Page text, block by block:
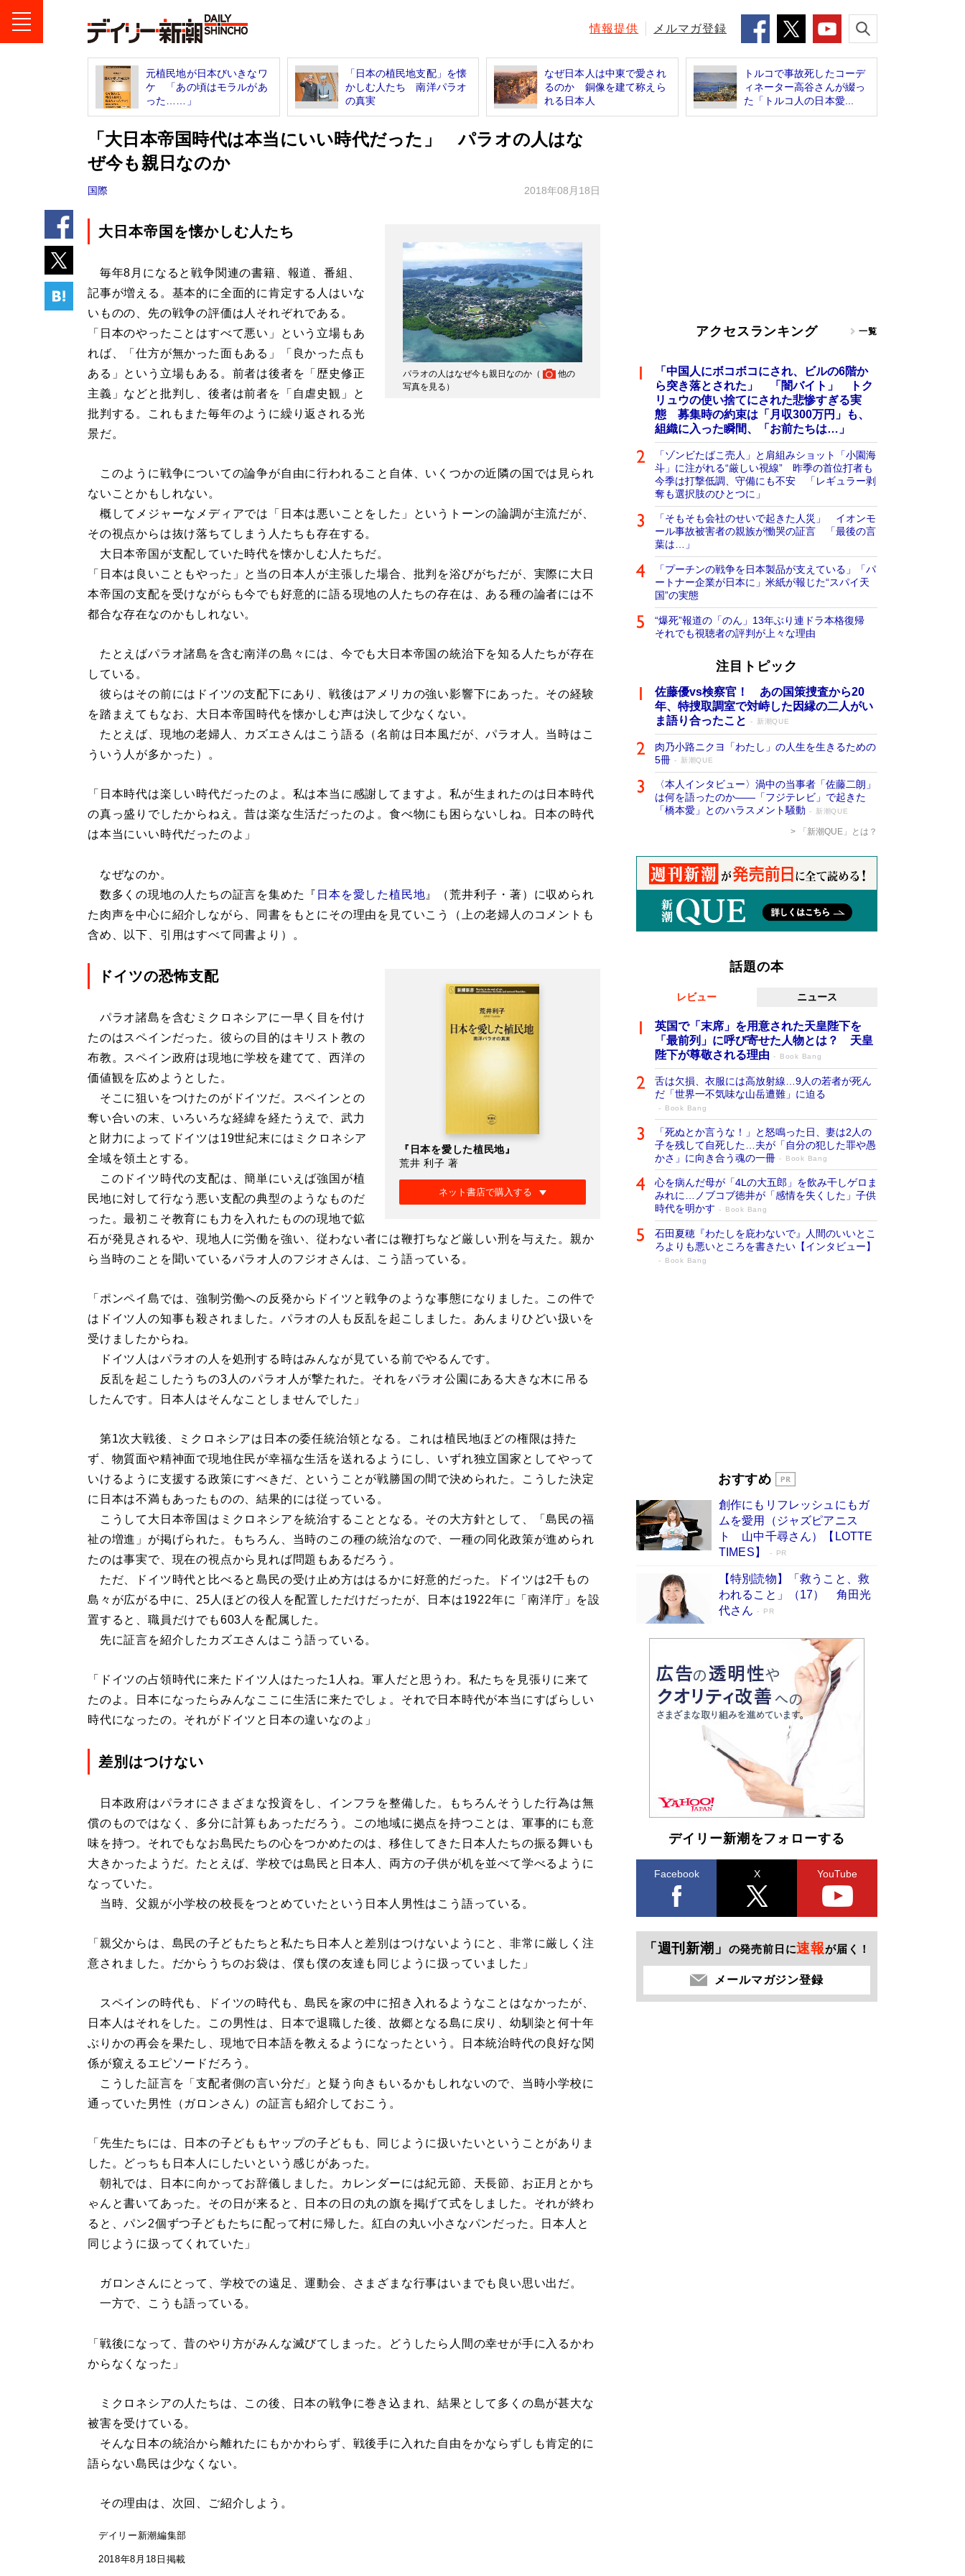
情報提供 メルマガ登録
元植民地が日本びいきなワ
ケ 「あの頃はモラルがあ
った……」
「日本の植民地支配」を懐
かしむ人たち 南洋パラオ
の真実
なぜ日本人は中東で愛され
るのか 銅像を建て称えら
れる日本人
トルコで事故死したコーデ
ィネーター高谷さんが綴っ
た「トルコ人の日本愛...
「大日本帝国時代は本当にいい時代だった」 パラオの人はな
ぜ今も親日なのか
国際 2018年08月18日
パラオの人はなぜ今も親日なのか（
他の
写真を見る ）
大日本帝国を懐かしむ人たち
毎年8月になると戦争関連の書籍、報道、番組、
記事が増える。基本的に全面的に肯定する人はいな
いものの、先の戦争の評価は人それぞれである。
「日本のやったことはすべて悪い」という立場もあ
れば、「仕方が無かった面もある」「良かった点も
ある」という立場もある。前者は後者を「歴史修正
主義」などと批判し、後者は前者を「自虐史観」と
批判する。これもまた毎年のように繰り返される光
景だ。
このように戦争についての論争が自由に行われること自体、いくつかの近隣の国では見られ
ないことかもしれない。
概してメジャーなメディアでは「日本は悪いことをした」というトーンの論調が主流だが、
その視点からは抜け落ちてしまう人たちも存在する。
大日本帝国が支配していた時代を懐かしむ人たちだ。
「日本は良いこともやった」と当の日本人が主張した場合、批判を浴びがちだが、実際に大日
本帝国の支配を受けながらも今でも好意的に語る現地の人たちの存在は、ある種の論者には不
都合な存在なのかもしれない。
たとえばパラオ諸島を含む南洋の島々には、今でも大日本帝国の統治下を知る人たちが存在
している。
彼らはその前にはドイツの支配下にあり、戦後はアメリカの強い影響下にあった。その経験
を踏まえてもなお、大日本帝国時代を懐かしむ声は決して少なくない。
たとえば、現地の老婦人、カズエさんはこう語る（名前は日本風だが、パラオ人。当時はこ
ういう人が多かった）。
「日本時代は楽しい時代だったのよ。私は本当に感謝してますよ。私が生まれたのは日本時代
の真っ盛りでしたからねえ。昔は楽な生活だったのよ。食べ物にも困らないしね。日本の時代
は本当にいい時代だったのよ」
なぜなのか。
数多くの現地の人たちの証言を集めた『 日本を愛した植民地 』（荒井利子・著）に収められ
た肉声を中心に紹介しながら、同書をもとにその理由を見ていこう（上の老婦人のコメントも
含め、以下、引用はすべて同書より）。
『日本を愛した植民地』
荒井 利子 著
ネット書店で購入する
ドイツの恐怖支配
パラオ諸島を含むミクロネシアに一早く目を付け
たのはスペインだった。彼らの目的はキリスト教の
布教。スペイン政府は現地に学校を建てて、西洋の
価値観を広めようとした。
そこに狙いをつけたのがドイツだ。スペインとの
奪い合いの末、いろいろな経緯を経たうえで、武力
と財力によってドイツは19世紀末にはミクロネシア
全域を領土とする。
このドイツ時代の支配は、簡単にいえば強国が植
民地に対して行なう悪い支配の典型のようなものだ
った。最初こそ教育にも力を入れたものの現地で鉱
石が発見されるや、現地人に労働を強い、従わない者には鞭打ちなど厳しい刑を与えた。親か
ら当時のことを聞いているパラオ人のフジオさんは、こう語っている。
「ポンペイ島では、強制労働への反発からドイツと戦争のような事態になりました。この件で
はドイツ人の知事も殺されました。パラオの人も反乱を起こしました。あんまりひどい扱いを
受けましたからね。
ドイツ人はパラオの人を処刑する時はみんなが見ている前でやるんです。
反乱を起こしたうちの3人のパラオ人が撃たれた。それをパラオ公園にある大きな木に吊る
したんです。日本人はそんなことしませんでした」
第1次大戦後、ミクロネシアは日本の委任統治領となる。これは植民地ほどの権限は持た
ず、物質面や精神面で現地住民が幸福な生活を送れるようにし、いずれ独立国家としてやって
いけるように支援する政策にすべきだ、ということが戦勝国の間で決められた。こうした決定
に日本は不満もあったものの、結果的には従っている。
こうして大日本帝国はミクロネシアを統治することとなる。その大方針として、「島民の福
祉の増進」が掲げられた。もちろん、当時のこの種の統治なので、一種の同化政策が進められ
たのは事実で、現在の視点から見れば問題もあるだろう。
ただ、ドイツ時代と比べると島民の受け止め方ははるかに好意的だった。ドイツは2千もの
島々が広がる中に、25人ほどの役人を配置しただけだったが、日本は1922年に「南洋庁」を設
置すると、職員だけでも603人を配属した。
先に証言を紹介したカズエさんはこう語っている。
「ドイツの占領時代に来たドイツ人はたった1人ね。軍人だと思うわ。私たちを見張りに来て
たのよ。日本になったらみんなここに生活に来たでしょ。それで日本時代が本当にすばらしい
時代になったの。それがドイツと日本の違いなのよ」
差別はつけない
日本政府はパラオにさまざまな投資をし、インフラを整備した。もちろんそうした行為は無
償のものではなく、多分に計算もあっただろう。この地域に拠点を持つことは、軍事的にも意
味を持つ。それでもなお島民たちの心をつかめたのは、移住してきた日本人たちの振る舞いも
大きかったようだ。たとえば、学校では島民と日本人、両方の子供が机を並べて学べるように
なっていた。
当時、父親が小学校の校長をつとめていたという日本人男性はこう語っている。
「親父からは、島民の子どもたちと私たち日本人と差別はつけないようにと、非常に厳しく注
意されました。だからうちのお袋は、僕も僕の友達も同じように扱っていました」
スペインの時代も、ドイツの時代も、島民を家の中に招き入れるようなことはなかったが、
日本人はそれをした。この男性は、日本で退職した後、故郷となる島に戻り、幼馴染と何十年
ぶりかの再会を果たし、現地で日本語を教えるようになったという。日本統治時代の良好な関
係が窺えるエピソードだろう。
こうした証言を「支配者側の言い分だ」と疑う向きもいるかもしれないので、当時小学校に
通っていた男性（ガロンさん）の証言も紹介しておこう。
「先生たちには、日本の子どももヤップの子どもも、同じように扱いたいということがありま
した。どっちも日本人にしたいという感じがあった。
朝礼では、日本に向かってお辞儀しました。カレンダーには紀元節、天長節、お正月とかち
ゃんと書いてあった。その日が来ると、日本の日の丸の旗を掲げて式をしました。それが終わ
ると、パン2個ずつ子どもたちに配って村に帰した。紅白の丸い小さなパンだった。日本人と
同じように扱ってくれていた」
ガロンさんにとって、学校での遠足、運動会、さまざまな行事はいまでも良い思い出だ。
一方で、こうも語っている。
「戦後になって、昔のやり方がみんな滅びてしまった。どうしたら人間の幸せが手に入るかわ
からなくなった」
ミクロネシアの人たちは、この後、日本の戦争に巻き込まれ、結果として多くの島が甚大な
被害を受けている。
そんな日本の統治から離れたにもかかわらず、戦後手に入れた自由をかならずしも肯定的に
語らない島民は少なくない。
その理由は、次回、ご紹介しよう。
デイリー新潮編集部
2018年8月18日掲載
アクセスランキング 一覧
「中国人にボコボコにされ、ビルの6階か
ら突き落とされた」 「闇バイト」 トク
リュウの使い捨てにされた悲惨すぎる実
態 募集時の約束は「月収300万円」も、
組織に入った瞬間、「お前たちは…」
「ゾンビたばこ売人」と肩組みショット「小園海
斗」に注がれる“厳しい視線” 昨季の首位打者も
今季は打撃低調、守備にも不安 「レギュラー剥
奪も選択肢のひとつに」
「そもそも会社のせいで起きた人災」 イオンモ
ール事故被害者の親族が慟哭の証言 「最後の言
葉は…」
「プーチンの戦争を日本製品が支えている」「パ
ートナー企業が日本に」米紙が報じた“スパイ天
国”の実態
“爆死”報道の「のん」13年ぶり連ドラ本格復帰
それでも視聴者の評判が上々な理由
注目トピック
佐藤優vs検察官！ あの国策捜査から20
年、特捜取調室で対峙した因縁の二人がい
ま語り合ったこと
新潮QUE
肉乃小路ニクヨ「わたし」の人生を生きるための
5冊
新潮QUE
〈本人インタビュー〉渦中の当事者「佐藤二朗」
は何を語ったのか――「フジテレビ」で起きた
「橋本愛」とのハラスメント騒動
新潮QUE
「新潮QUE」とは？
話題の本
レビュー ニュース
英国で「末席」を用意された天皇陛下を
「最前列」に呼び寄せた人物とは？ 天皇
陛下が尊敬される理由
Book Bang
舌は欠損、衣服には高放射線…9人の若者が死ん
だ「世界一不気味な山岳遭難」に迫る
Book Bang
「死ぬとか言うな！」と怒鳴った日、妻は2人の
子を残して自死した…夫が「自分の犯した罪や愚
かさ」に向き合う魂の一冊
Book Bang
心を病んだ母が「4Lの大五郎」を飲み干しゲロま
みれに…ノブコブ徳井が「感情を失くした」子供
時代を明かす
Book Bang
石田夏穂『わたしを庇わないで』人間のいいとこ
ろよりも悪いところを書きたい【インタビュー】
Book Bang
開発への関心を押し上げた18年の物語に幕 特装
Book Bang
「不意に涙が出そうに…」高嶋政伸が明かし
た“13歳の娘を暴行する役”への葛藤 インティマ
シーコーディネーターに支えられたNHK『大奥』
Book Bang
おすすめ
創作にもリフレッシュにもガ
ムを愛用（ジャズピアニス
ト 山中千尋さん）【LOTTE
TIMES】
PR
【特別読物】「救うこと、救
われること」（17） 角田光
代さん
PR
デイリー新潮をフォローする
Facebook X YouTube
「週刊新潮」 の発売前日に速報が届く！
メールマガジン登録